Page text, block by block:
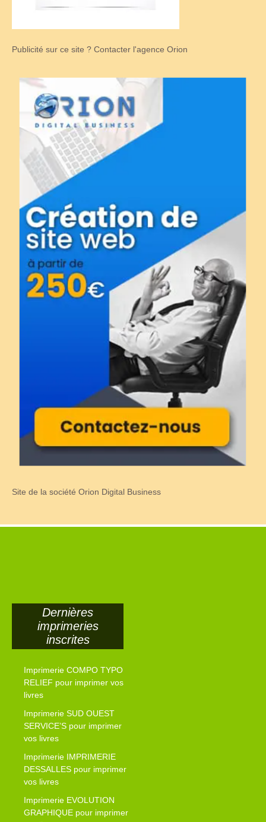
Publicité sur ce site ? Contacter l'agence Orion
Site de la société Orion Digital Business
Dernières
imprimeries
inscrites
Imprimerie COMPO TYPO
RELIEF pour imprimer vos
livres
Imprimerie SUD OUEST
SERVICE’S pour imprimer
vos livres
Imprimerie IMPRIMERIE
DESSALLES pour imprimer
vos livres
Imprimerie EVOLUTION
GRAPHIQUE pour imprimer